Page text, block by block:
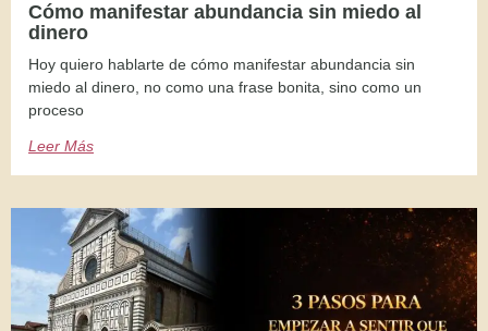
Cómo manifestar abundancia sin miedo al
dinero
Hoy quiero hablarte de cómo manifestar abundancia sin
miedo al dinero, no como una frase bonita, sino como un
proceso
Leer Más